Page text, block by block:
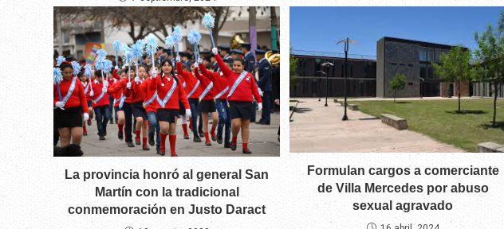
La provincia honró al general San
Martín con la tradicional
conmemoración en Justo Daract
Formulan cargos a comerciante
de Villa Mercedes por abuso
sexual agravado